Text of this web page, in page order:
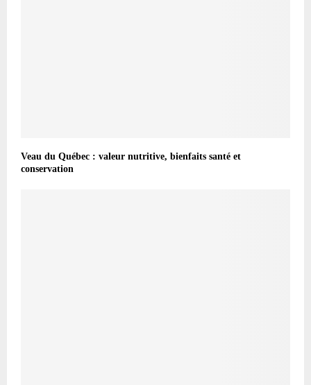
Veau du Québec : valeur nutritive, bienfaits santé et
conservation